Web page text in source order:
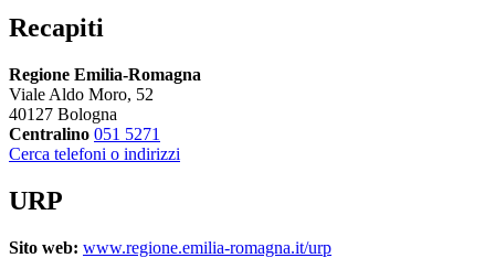
Recapiti
Regione Emilia-Romagna
Viale Aldo Moro, 52
40127 Bologna
Centralino 051 5271
Cerca telefoni o indirizzi
URP
Sito web: www.regione.emilia-romagna.it/urp